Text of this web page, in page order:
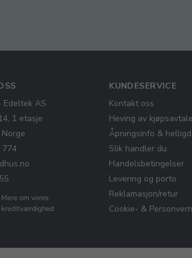
Edeltek AS
1 etasje
774
KUNDESERVICE
Kontakt oss
Heving av kjøpsavtale
Åpningsinfo &
Slik handler du
Handelsbetingelser
Levering og porto
Reklamasjon/retur
Cookie- &